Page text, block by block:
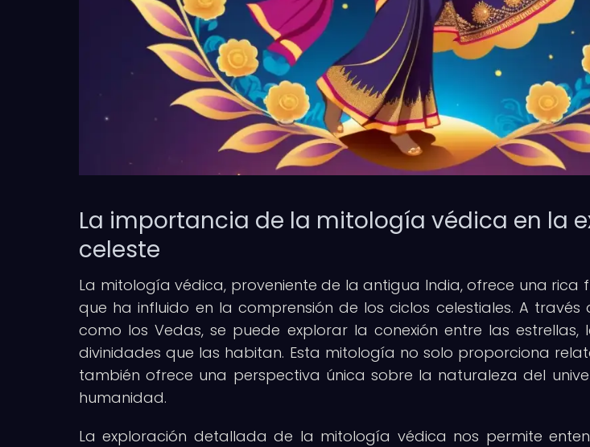
La importancia de la mitología védica en la
celeste
La mitología védica, proveniente de la antigua India, ofrece una rica
que ha influido en la comprensión de los ciclos celestiales. A través
como los Vedas, se puede explorar la conexión entre las estrellas,
divinidades que las habitan. Esta mitología no solo proporciona
también ofrece una perspectiva única sobre la naturaleza del
humanidad.
La exploración detallada de la mitología védica nos permite